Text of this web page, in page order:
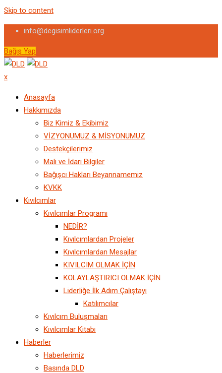
Skip to content
info@degisimliderleri.org
Bağış Yap
x
Anasayfa
Hakkımızda
Biz Kimiz & Ekibimiz
VİZYONUMUZ & MİSYONUMUZ
Destekçilerimiz
Mali ve İdari Bilgiler
Bağışcı Hakları Beyannamemiz
KVKK
Kıvılcımlar
Kıvılcımlar Programı
NEDİR?
Kıvılcımlardan Projeler
Kıvılcımlardan Mesajlar
KIVILCIM OLMAK İÇİN
KOLAYLAŞTIRICI OLMAK İÇİN
Liderliğe İlk Adım Çalıştayı
Katılımcılar
Kıvılcım Buluşmaları
Kıvılcımlar Kitabı
Haberler
Haberlerimiz
Basında DLD